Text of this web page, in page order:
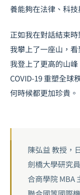
養能夠在法律、科
正如我在對話結束
我攀上了一座山，
我登上了更高的山
COVID-19 重塑全球
何時候都更加珍貴。
陳弘益 教授，
劍橋大學研究
合商學院 MBA